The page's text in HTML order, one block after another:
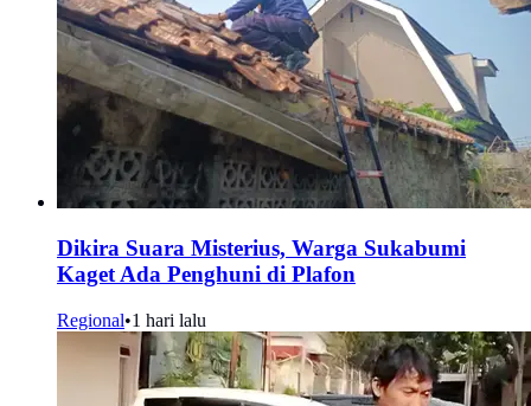
Dikira Suara Misterius, Warga Sukabumi
Kaget Ada Penghuni di Plafon
Regional•1 hari lalu